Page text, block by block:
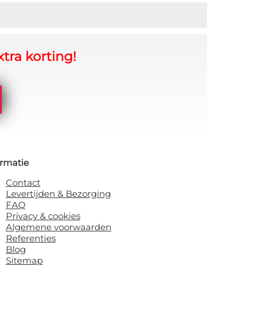
korting!
Contact
Levertijden & Bezorging
FAQ
Privacy & cookies
Algemene voorwaarden
Referenties
Blog
Sitemap